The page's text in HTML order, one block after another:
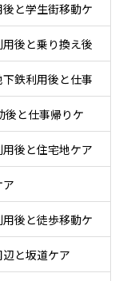
と学生街移動ケ
後と乗り換え後
鉄利用後と仕事
後と仕事帰りケ
後と住宅地ケア
後と徒歩移動ケ
と坂道ケア